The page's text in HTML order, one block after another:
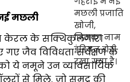
मछली
केरल के सक्थिकुलंगारा
गए जैव विविधता सर्वेक्षण के
को ये नमूने उन व्यावसायिक
से मिले, जो समुद्र की